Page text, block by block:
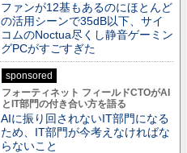
ファンが12基もあるのにほとんど
の活用シーンで35dB以下、サイ
コムのNoctua尽くし静音ゲーミン
グPCがすごすぎた
sponsored
フォーティネット フィールドCTOがAI
とIT部門の付き合い方を語る
AIに振り回されないIT部門になる
ため、IT部門が今考えなければな
らないこと